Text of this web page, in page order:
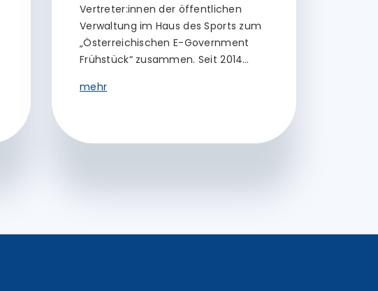
Vertreter:innen der öffentlichen
Verwaltung im Haus des Sports zum
„Österreichischen E-Government
Frühstück“ zusammen. Seit 2014…
mehr